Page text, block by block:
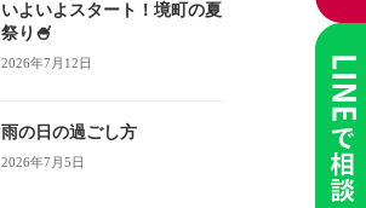
いよいよスタート！境町の夏
祭り🍧
2026年7月12日
雨の日の過ごし方
2026年7月5日